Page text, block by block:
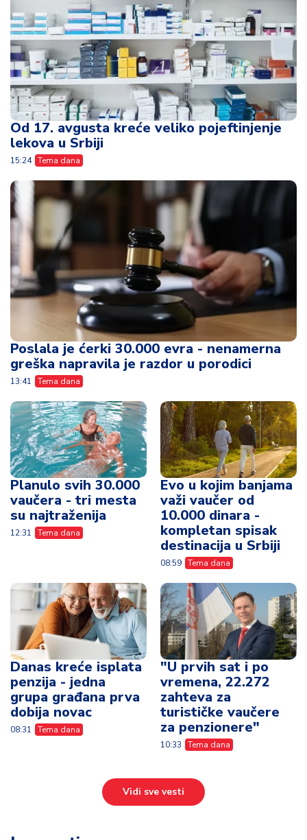
Od 17. avgusta kreće veliko pojeftinjenje
lekova u Srbiji
15:24 Tema dana
Poslala je ćerki 30.000 evra - nenamerna
greška napravila je razdor u porodici
13:41 Tema dana
Planulo svih 30.000
vaučera - tri mesta
su najtraženija
12:31 Tema dana
Evo u kojim banjama
važi vaučer od
10.000 dinara -
kompletan spisak
destinacija u Srbiji
08:59 Tema dana
Danas kreće isplata
penzija - jedna
grupa građana prva
dobija novac
08:31 Tema dana
"U prvih sat i po
vremena, 22.272
zahteva za
turističke vaučere
za penzionere"
10:33 Tema dana
Vidi sve vesti